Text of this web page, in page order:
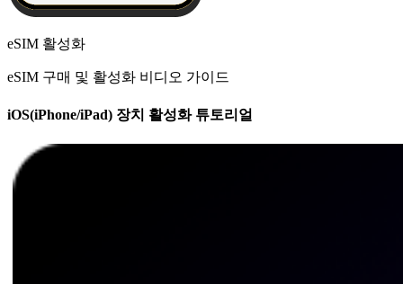
eSIM 활성화
eSIM 구매 및 활성화 비디오 가이드
iOS(iPhone/iPad) 장치 활성화 튜토리얼